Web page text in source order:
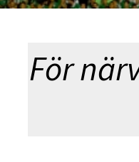
För